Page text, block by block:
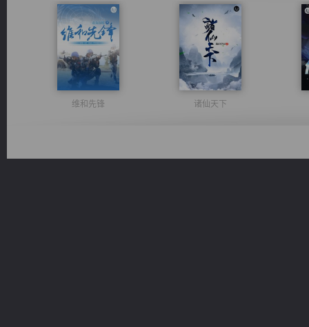
维和先锋 诸仙天下